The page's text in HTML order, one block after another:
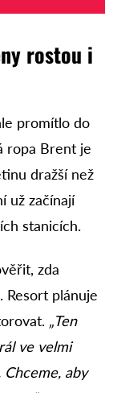
rostou i
promítlo do
ropa Brent je
dražší než
už začínají
stanicích.
zda
Resort plánuje
„Ten
ve velmi
aby